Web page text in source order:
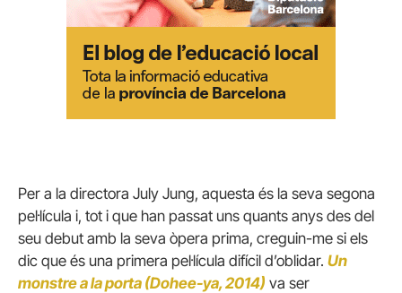
Per a la directora July Jung, aquesta és la seva segona
pel·lícula i, tot i que han passat uns quants anys des del
seu debut amb la seva òpera prima, creguin-me si els
dic que és una primera pel·lícula difícil d’oblidar. Un
monstre a la porta (Dohee-ya, 2014) va ser